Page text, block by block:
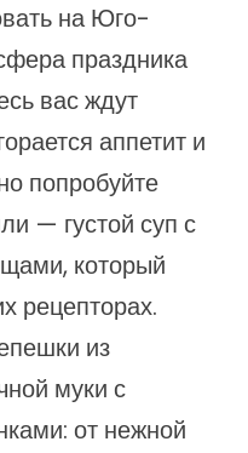
на Юго-
праздника
вас ждут
аппетит и
попробуйте
— густой суп с
который
рецепторах.
из
муки с
от нежной